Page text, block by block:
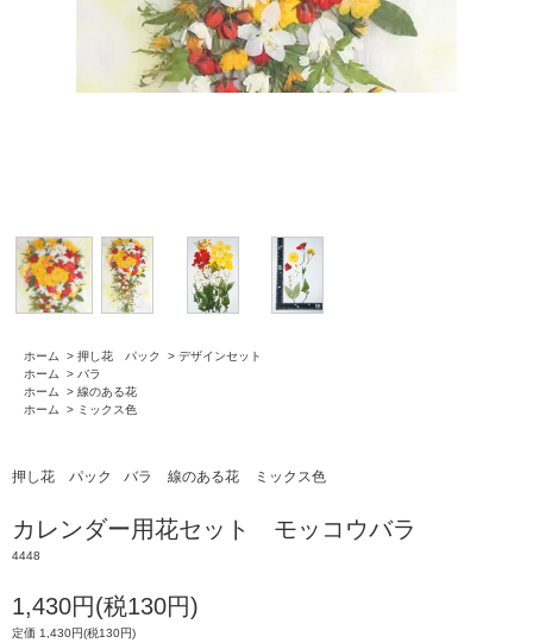
ホーム > 押し花 パック > デザインセット
ホーム
> バラ
ホーム
> 線のある花
ホーム
> ミックス色
押し花 パック バラ 線のある花 ミックス色
カレンダー用花セット モッコウバラ
4448
1,430円(税130円)
定価 1,430円(税130円)